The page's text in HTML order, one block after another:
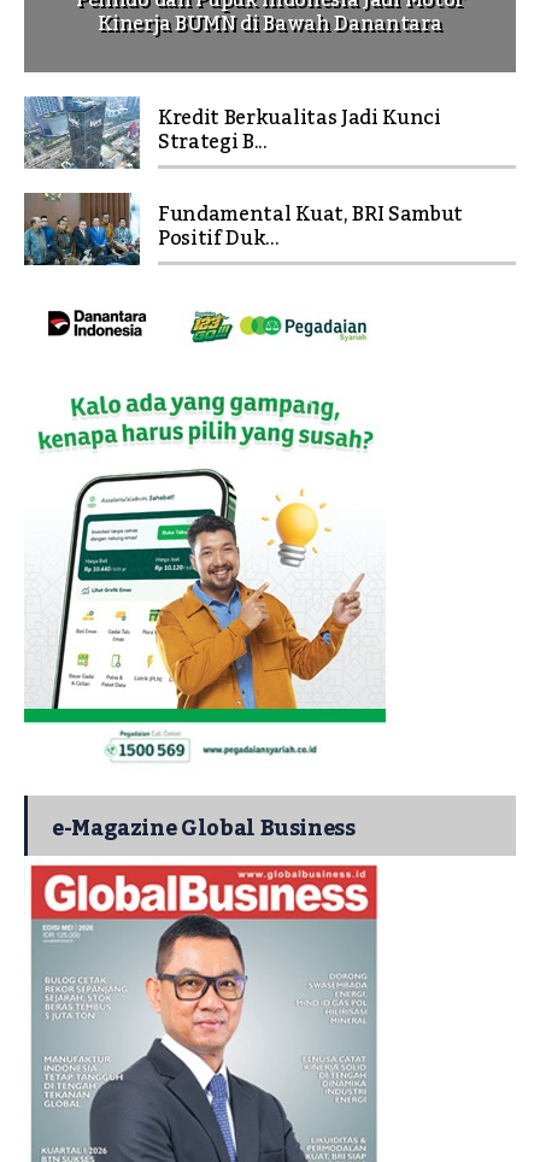
Kinerja BUMN di Bawah Danantara
Kredit Berkualitas Jadi Kunci
Strategi B...
Fundamental Kuat, BRI Sambut
Positif Duk...
e-Magazine Global Business